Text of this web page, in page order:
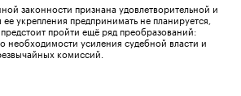
законности признана удовлетворительной и
укрепления предпринимать не планируется,
пройти ещё ряд преобразований:
необходимости усиления судебной власти и
комиссий.